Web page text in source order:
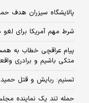
پالایشگاه سیزران هدف
شرط مهم آمریکا برای لغو
پیام عراقچی خطاب به
متکی باشیم و برادری
تسنیم: ربایش و قتل
حمله تند یک نماینده